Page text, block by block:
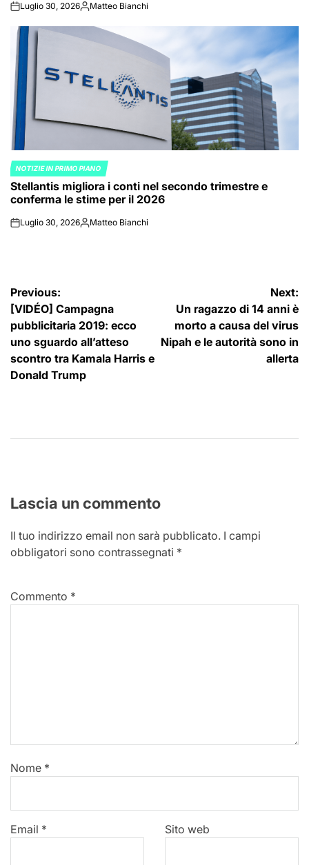
onLuglio 30, 2026Posted
Matteo Bianchi
POSTED
IN
NOTIZIE IN PRIMO PIANO
Stellantis migliora i conti nel secondo trimestre e
conferma le stime per il 2026
onLuglio 30, 2026Posted
Matteo Bianchi
Navigazione
articoli
Previous:
[VIDÉO] Campagna
pubblicitaria 2019: ecco
uno sguardo all’atteso
scontro tra Kamala Harris e
Donald Trump
Next:
Un ragazzo di 14 anni è
morto a causa del virus
Nipah e le autorità sono in
allerta
Lascia un commento
Il tuo indirizzo email non sarà pubblicato. I campi
obbligatori sono contrassegnati *
Commento *
Nome *
Email * Sito web